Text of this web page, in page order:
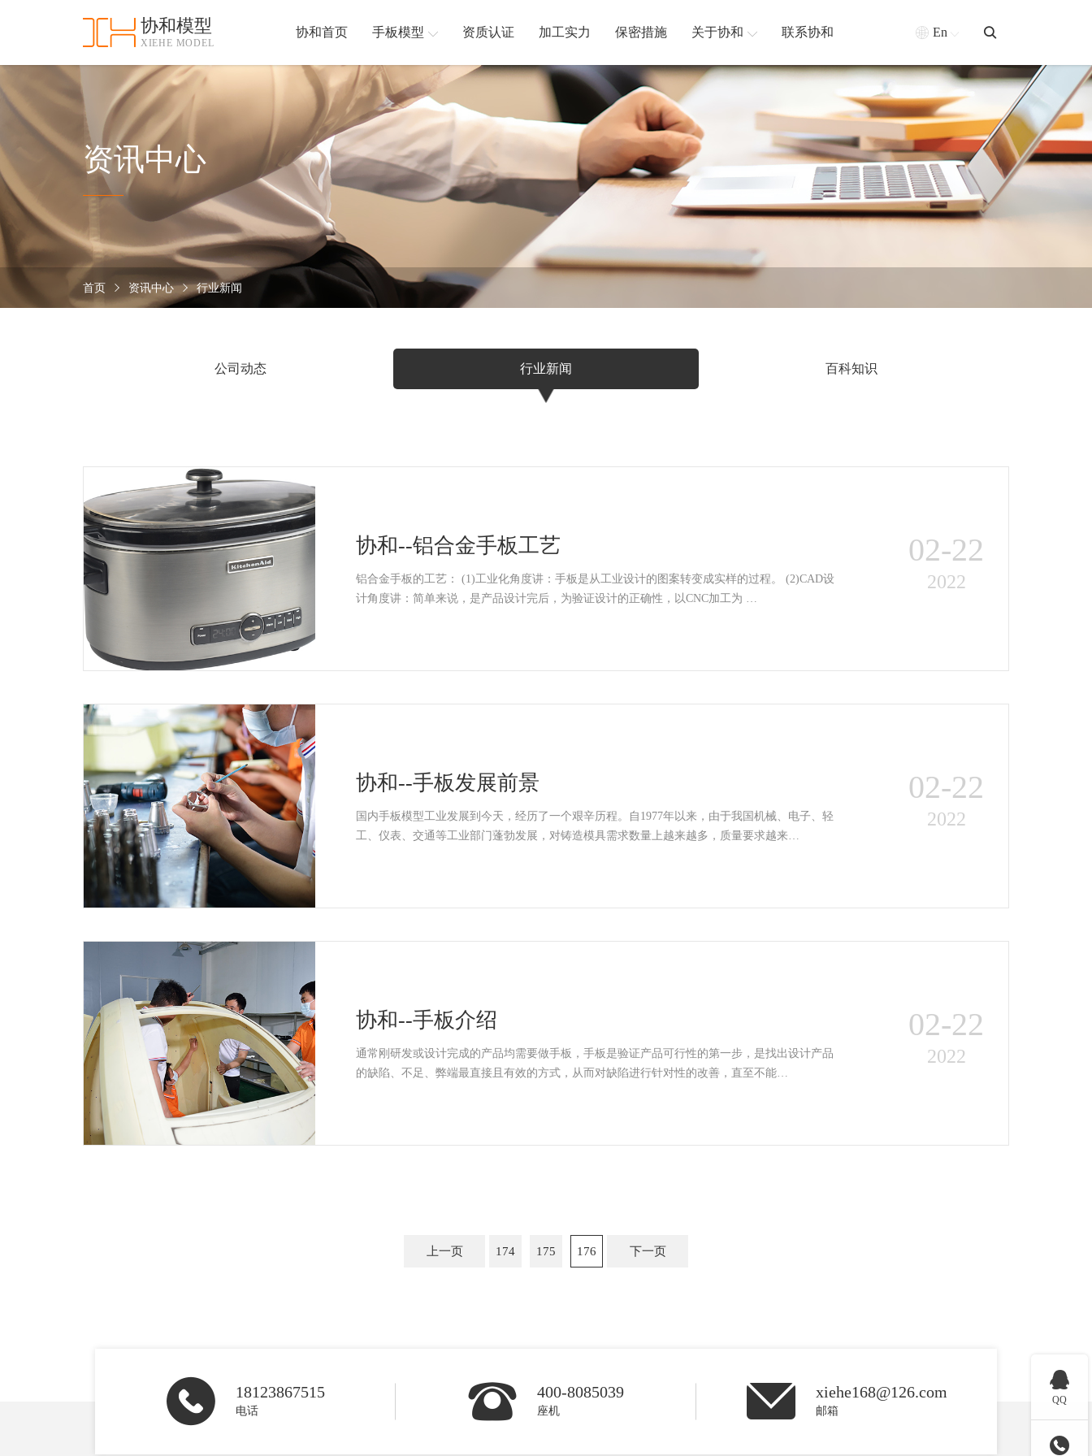
协和模型
XIEHE MODEL
协和首页 手板模型 资质认证 加工实力 保密措施 关于协和 联系协和 En
资讯中心
首页 资讯中心 行业新闻
公司动态 行业新闻 百科知识
协和--铝合金手板工艺
铝合金手板的工艺： (1)工业化角度讲：手板是从工业设计的图案转变成实样的过程。 (2)CAD设
02-22
2022
协和--手板发展前景
国内手板模型工业发展到今天，经历了一个艰辛历程。自1977年以来，由于我国机械、电子、轻
工、仪表、交通等工业部门蓬勃发展，对铸造模具需求数量上越来越多，质量要求越来…
02-22
2022
协和--手板介绍
通常刚研发或设计完成的产品均需要做手板，手板是验证产品可行性的第一步，是找出设计产品
的缺陷、不足、弊端最直接且有效的方式，从而对缺陷进行针对性的改善，直至不能…
02-22
2022
上一页 174 175 176 下一页
18123867515
电话
400-8085039
座机
xiehe168@126.com
邮箱
和
首
页
手
型
资
认
加
实
保
密
施

QQ
